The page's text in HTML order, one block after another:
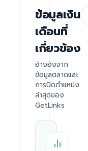
ข้อมูลเงิน
เดือนที่
เกี่ยวข้อง
อ้างอิงจาก
ข้อมูลตลาดและ
การปิดตำแหน่ง
ล่าสุดของ
GetLinks